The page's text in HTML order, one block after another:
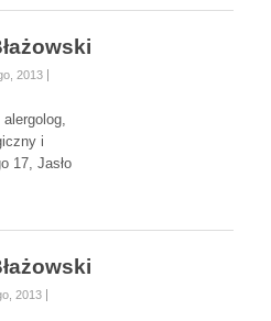
2013
alergolog,
i
17, Jasło
2013